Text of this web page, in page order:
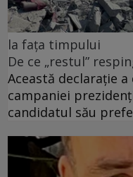
la fața timpului
De ce „restul”
Această declarație
campaniei
candidatul său